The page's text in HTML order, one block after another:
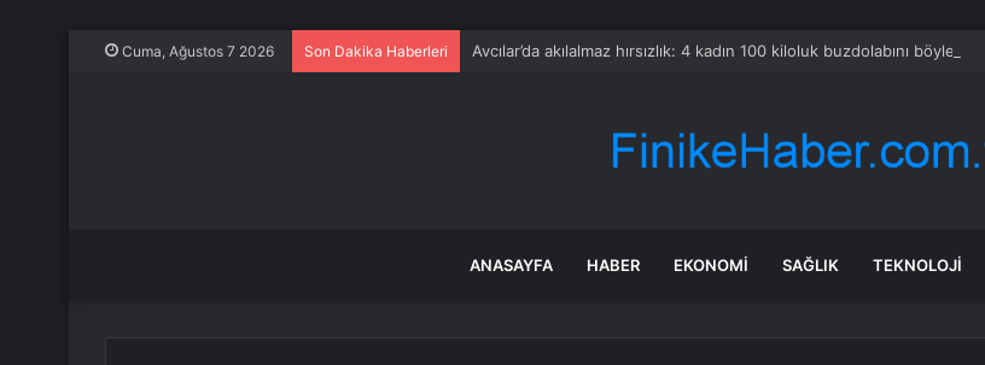
Cuma, Ağustos 7 2026 Son Dakika Haberleri Avcılar’da akılalmaz hırsızlık: 4 kadın 100 kiloluk buzdolabını böyle çaldı
ANASAYFA HABER EKONOMI SAĞLIK TEKNOLOJI